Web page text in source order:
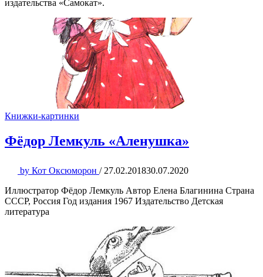
издательства «Самокат».
Книжки-картинки
Фёдор Лемкуль «Аленушка»
by Кот Оксюморон / 27.02.201830.07.2020
Иллюстратор Фёдор Лемкуль Автор Елена Благинина Страна
СССР, Россия Год издания 1967 Издательство Детская
литература